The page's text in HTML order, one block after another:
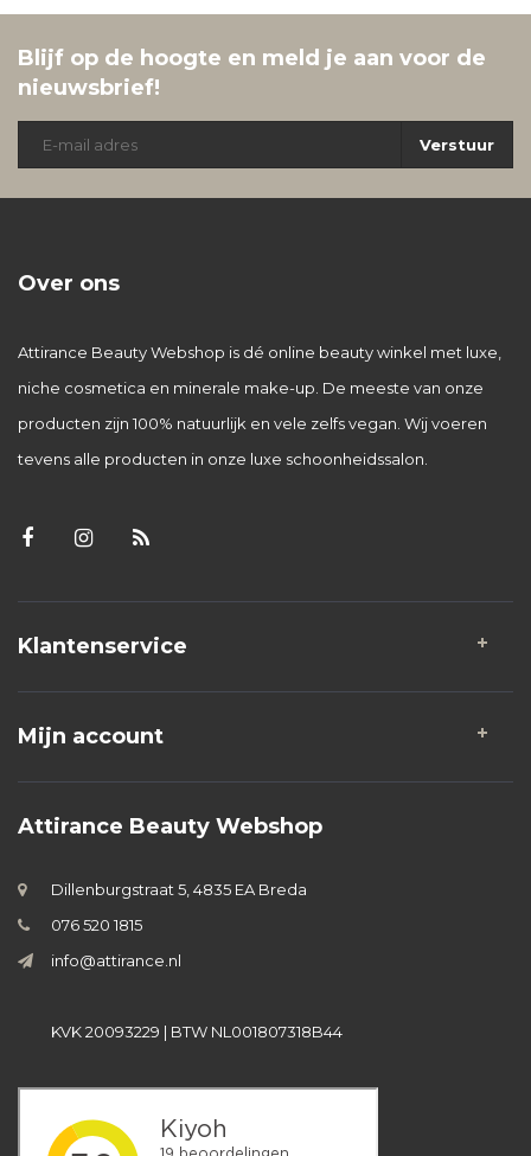
Blijf op de hoogte en meld je aan voor de
nieuwsbrief!
Verstuur
Over ons
Attirance Beauty Webshop is dé online beauty winkel met luxe,
niche cosmetica en minerale make-up. De meeste van onze
producten zijn 100% natuurlijk en vele zelfs vegan. Wij voeren
tevens alle producten in onze luxe schoonheidssalon.
Klantenservice
Mijn account
Attirance Beauty Webshop
Dillenburgstraat 5, 4835 EA Breda
076 520 1815
info@attirance.nl
KVK 20093229 | BTW NL001807318B44